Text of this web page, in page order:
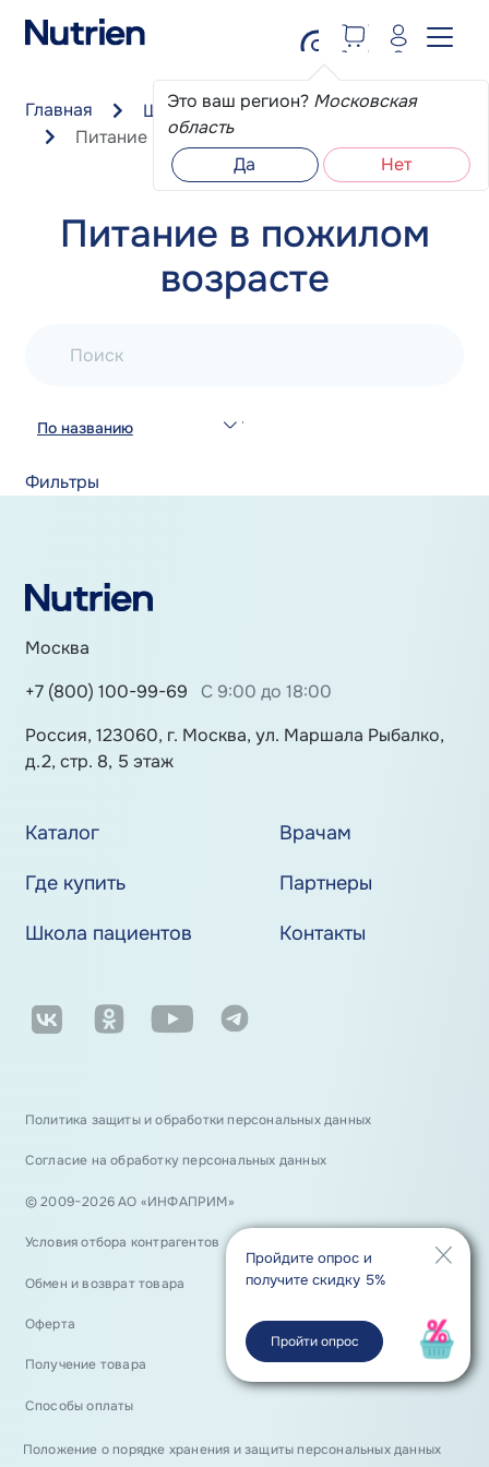
Это ваш регион? Московская
область
Да
Нет
Главная
Школа пациента
Питание в пожилом возрасте
Питание в пожилом
возрасте
Поиск
По названию
Фильтры
Пройдите опрос и
получите скидку 5%
Пройти опрос
Москва
+7 (800) 100-99-69
С 9:00 до 18:00
Россия, 123060, г. Москва, ул. Маршала Рыбалко,
д.2, стр. 8, 5 этаж
Каталог
Врачам
Где купить
Партнеры
Школа пациентов
Контакты
Политика защиты и обработки персональных данных
Согласие на обработку персональных данных
Положение о порядке хранения и защиты персональных данных
© 2009−2026 АО «ИНФАПРИМ»
Условия отбора контрагентов
Обмен и возврат товара
Оферта
Получение товара
Способы оплаты